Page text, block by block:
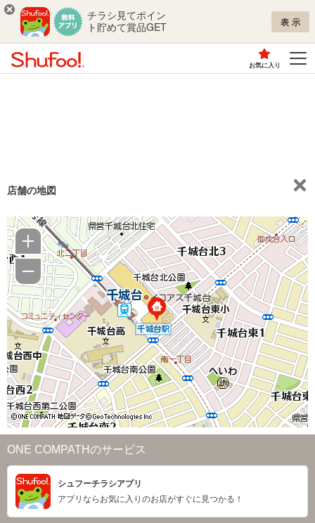
チラシ見てポイン
ト貯めて賞品GET
表示
お気に入り
店舗の地図
ONE COMPATHのサービス
シュフーチラシアプリ
アプリならお気に入りのお店がすぐに見つかる！